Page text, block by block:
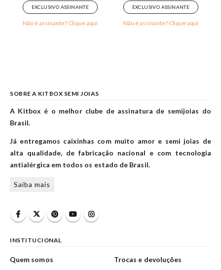
EXCLUSIVO ASSINANTE
Não é assinante? Clique aqui
EXCLUSIVO ASSINANTE
Não é assinante? Clique aqui
SOBRE A KITBOX SEMI JOIAS
A Kitbox é o melhor clube de assinatura de semijoias do
Brasil.
Já entregamos caixinhas com muito amor e semi joias de
alta qualidade, de fabricação nacional e com tecnologia
antialérgica em todos os estado de Brasil.
Saiba mais
INSTITUCIONAL
Quem somos
Trocas e devoluções